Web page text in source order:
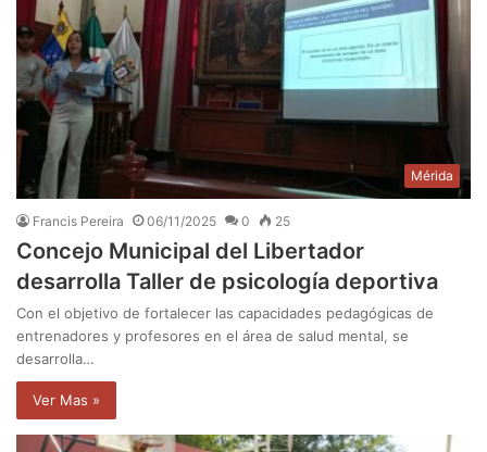
Mérida
Francis Pereira 06/11/2025 0 25
Concejo Municipal del Libertador
desarrolla Taller de psicología deportiva
Con el objetivo de fortalecer las capacidades pedagógicas de
entrenadores y profesores en el área de salud mental, se
desarrolla…
Ver Mas »